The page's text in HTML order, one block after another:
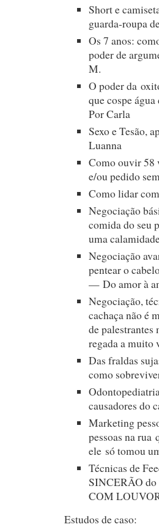
Short e
guarda-roupa
Os 7 anos:
poder de
M.
O poder da
que cospe
Por Carla
Sexo e Tesão,
Luanna
Como ouvir 58
e/ou pedido
Como lidar
Negociação
comida do seu
uma
Negociação
pentear o
— Do amor à
Negociação,
cachaça não é
de palestrantes
regada a muito
Das fraldas
como
causadores do
Marketing
pessoas na rua
ele só tomou
Técnicas de
SINCERÃO do
COM
Estudos de caso: